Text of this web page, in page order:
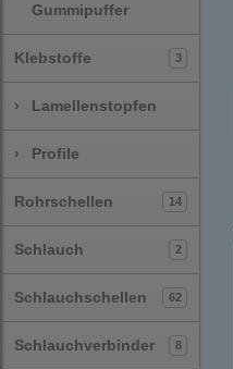
Gummipuffer
Klebstoffe 3
› Lamellenstopfen
› Profile
Rohrschellen 14
Schlauch 2
Schlauchschellen 62
Schlauchverbinder 8